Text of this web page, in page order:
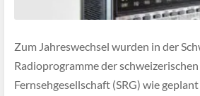
Zum Jahreswechsel wurden in der
Radioprogramme der
Fernsehgesellschaft (SRG) wie